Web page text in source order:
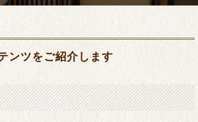
ンツをご紹介します